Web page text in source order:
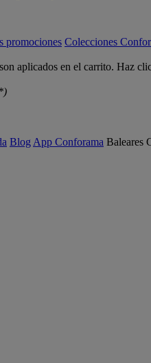
promociones Colecciones
aplicados en el carrito. Haz
Blog App Conforama Baleares